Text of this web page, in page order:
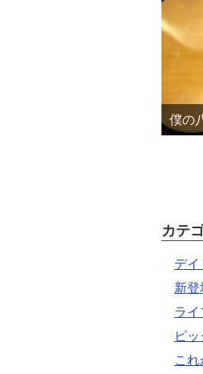
僕の
カテ
デイ
新登
ライ
ピ
こ